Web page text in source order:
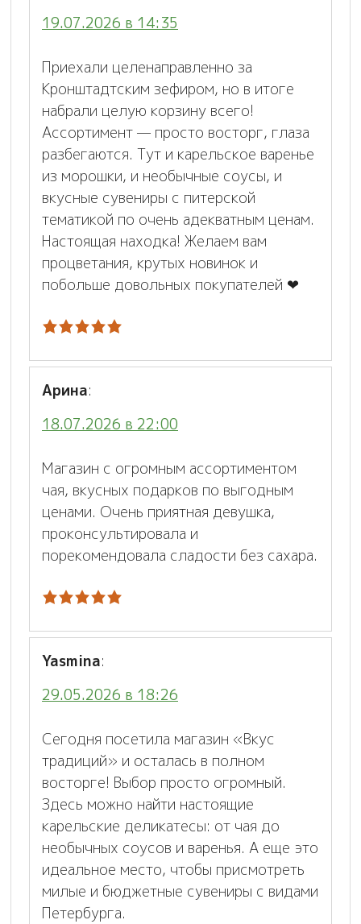
19.07.2026 в 14:35
Приехали целенаправленно за
Кронштадтским зефиром, но в итоге
набрали целую корзину всего!
Ассортимент — просто восторг, глаза
разбегаются. Тут и карельское варенье
из морошки, и необычные соусы, и
вкусные сувениры с питерской
тематикой по очень адекватным ценам.
Настоящая находка! Желаем вам
процветания, крутых новинок и
побольше довольных покупателей ❤
Арина:
18.07.2026 в 22:00
Магазин с огромным ассортиментом
чая, вкусных подарков по выгодным
ценами. Очень приятная девушка,
проконсультировала и
порекомендовала сладости без сахара.
Yasmina:
29.05.2026 в 18:26
Сегодня посетила магазин «Вкус
традиций» и осталась в полном
восторге! Выбор просто огромный.
Здесь можно найти настоящие
карельские деликатесы: от чая до
необычных соусов и варенья. А еще это
идеальное место, чтобы присмотреть
милые и бюджетные сувениры с видами
Петербурга.